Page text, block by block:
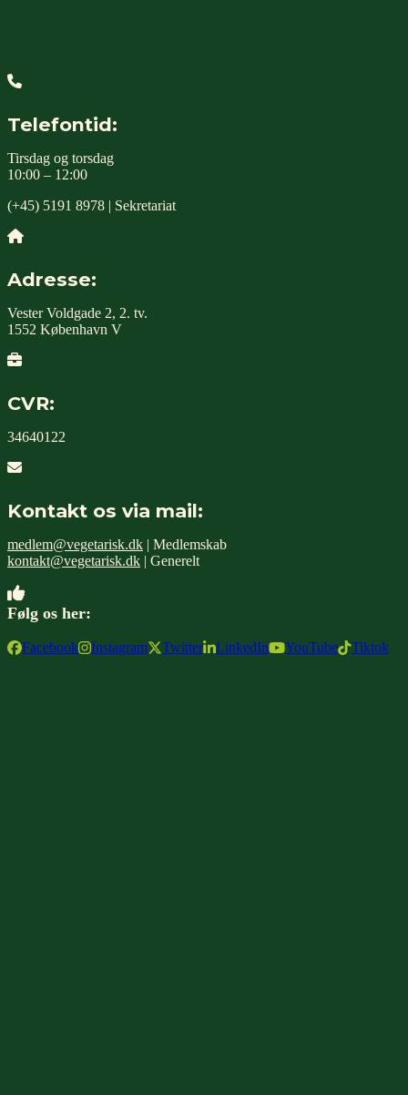
Telefontid:
Tirsdag og torsdag
10:00 – 12:00
(+45) 5191 8978 | Sekretariat
Adresse:
Vester Voldgade 2, 2. tv.
1552 København V
CVR:
34640122
Kontakt os via mail:
medlem@vegetarisk.dk | Medlemskab
kontakt@vegetarisk.dk | Generelt
Følg os her:
Facebook Instagram Twitter LinkedIn YouTube Tiktok